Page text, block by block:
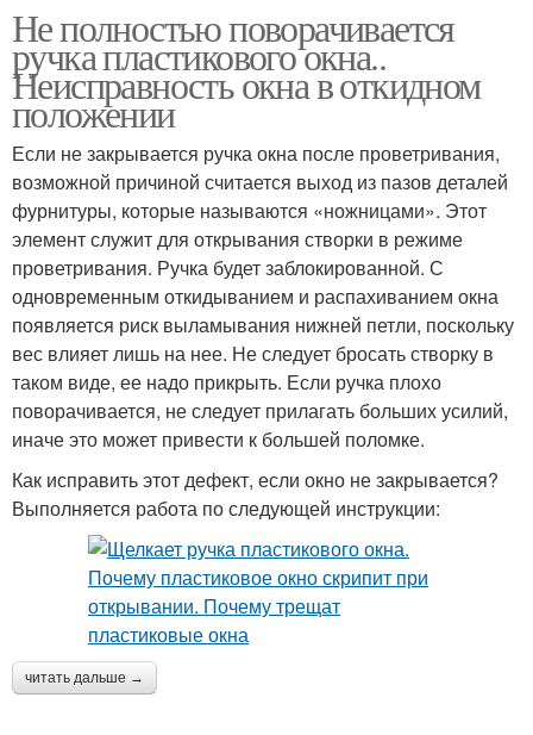
Не полностью поворачивается
ручка пластикового окна..
Неисправность окна в откидном
положении
Если не закрывается ручка окна после проветривания,
возможной причиной считается выход из пазов деталей
фурнитуры, которые называются «ножницами». Этот
элемент служит для открывания створки в режиме
проветривания. Ручка будет заблокированной. С
одновременным откидыванием и распахиванием окна
появляется риск выламывания нижней петли, поскольку
вес влияет лишь на нее. Не следует бросать створку в
таком виде, ее надо прикрыть. Если ручка плохо
поворачивается, не следует прилагать больших усилий,
иначе это может привести к большей поломке.
Как исправить этот дефект, если окно не закрывается?
Выполняется работа по следующей инструкции:
читать дальше →